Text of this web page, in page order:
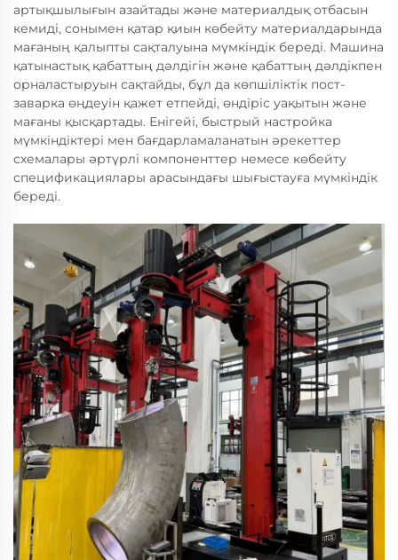
артықшылығын азайтады және материалдық отбасын
кемиді, сонымен қатар қиын көбейту материалдарында
мағаның қалыпты сақталуына мүмкіндік береді. Машина
қатынастық қабаттың дәлдігін және қабаттың дәлдікпен
орналастыруын сақтайды, бұл да көпшіліктік пост-
заварка өңдеуін қажет етпейді, өндіріс уақытын және
мағаны қысқартады. Енігейі, быстрый настройка
мүмкіндіктері мен бағдарламаланатын әрекеттер
схемалары әртүрлі компоненттер немесе көбейту
спецификациялары арасындағы шығыстауға мүмкіндік
береді.